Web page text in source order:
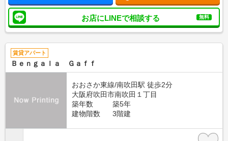
お店にLINEで相談する 無料
賃貸アパート
Ｂｅｎｇａｌａ Ｇａｆｆ
おおさか東線/南吹田駅 徒歩2分
大阪府吹田市南吹田１丁目
築年数
築5年
建物階数
3階建